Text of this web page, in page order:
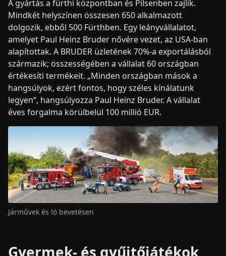
A gyártás a fürthi központban és Pilsenben zajlik.
Mindkét helyszínen összesen 650 alkalmazott
dolgozik, ebből 500 Fürthben. Egy leányvállalatot,
amelyet Paul Heinz Bruder nővére vezet, az USA-ban
alapítottak. A BRUDER üzletének 70%-a exportálásból
származik; összességében a vállalat 60 országban
értékesíti termékeit. „Minden országban mások a
hangsúlyok, ezért fontos, hogy széles kínálatunk
legyen“, hangsúlyozza Paul Heinz Bruder. A vállalat
éves forgalma körülbelül 100 millió EUR.
Járművek és ló bevetésen
Gyermek- és gyűjtőjátékok